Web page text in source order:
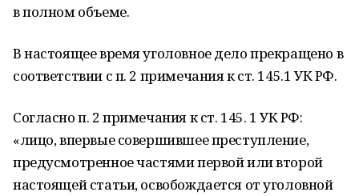
в полном объеме.
В настоящее время уголовное дело прекращено в
соответствии с п. 2 примечания к ст. 145.1 УК РФ.
Согласно п. 2 примечания к ст. 145. 1 УК РФ:
«лицо, впервые совершившее преступление,
предусмотренное частями первой или второй
настоящей статьи, освобождается от уголовной